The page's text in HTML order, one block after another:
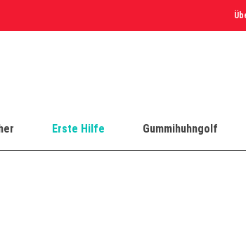
Erste Hilfe Gummihuhngolf